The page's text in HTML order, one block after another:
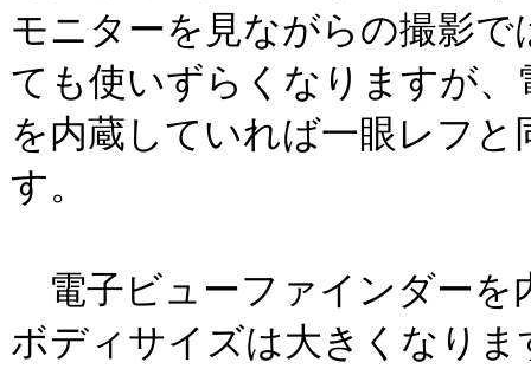
モニターを見ながらの撮影
ても使いずらくなりますが
を内蔵していれば一眼レフ
す。
電子ビューファインダーを
ボディサイズは大きくなり